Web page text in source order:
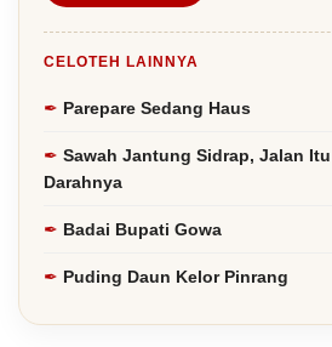
CELOTEH LAINNYA
Parepare Sedang Haus
Sawah Jantung Sidrap, Jalan
Darahnya
Badai Bupati Gowa
Puding Daun Kelor Pinrang